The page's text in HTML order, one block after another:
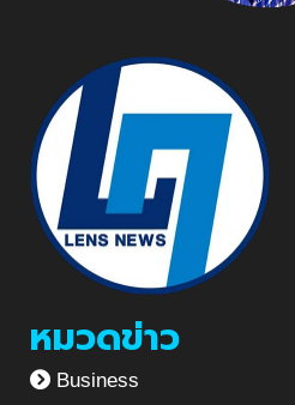
หมวดข่าว
Business